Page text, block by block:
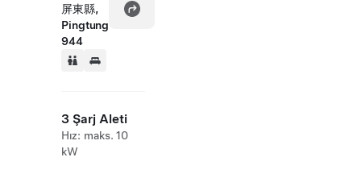
屏東縣,
Pingtung
944
3 Şarj Aleti
Hız: maks. 10
kW